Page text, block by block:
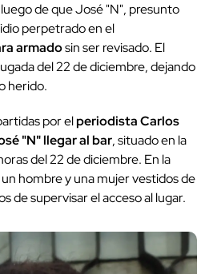
de que José "N", presunto
perpetrado en el
armadosin ser revisado. El
del 22 de diciembre, dejando
herido.
por elperiodista Carlos
"N" llegar al bar, situado en la
del 22 de diciembre. En la
hombre y una mujer vestidos de
de supervisar el acceso al lugar.